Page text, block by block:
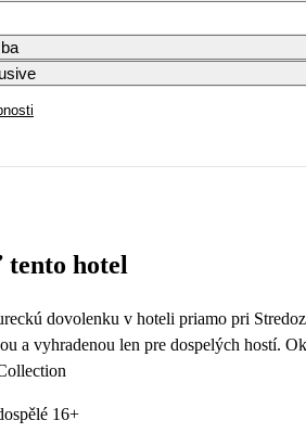
hotel
dovolenku v hoteli priamo pri
a vyhradenou len pre dospelých hostí.
16+